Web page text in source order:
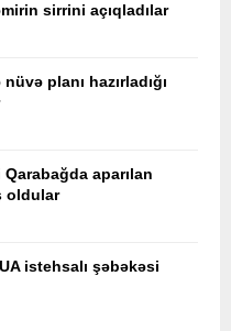
sirrini açıqladılar
planı hazırladığı
aparılan
oldular
istehsalı şəbəkəsi